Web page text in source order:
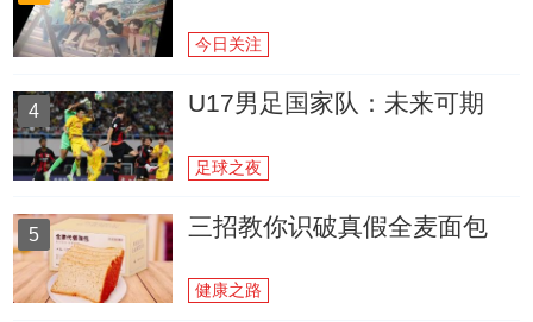
今日关注
4 U17男足国家队：未来可期
足球之夜
5 三招教你识破真假全麦面包
健康之路